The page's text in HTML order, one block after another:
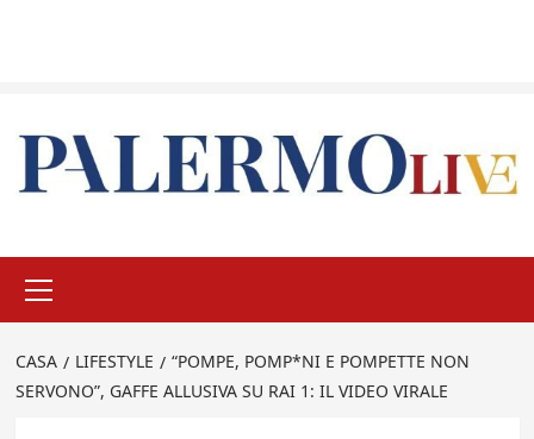
principale
CASA LIFESTYLE
“POMPE, POMP*NI E POMPETTE NON
SERVONO”, GAFFE ALLUSIVA SU RAI 1: IL VIDEO VIRALE